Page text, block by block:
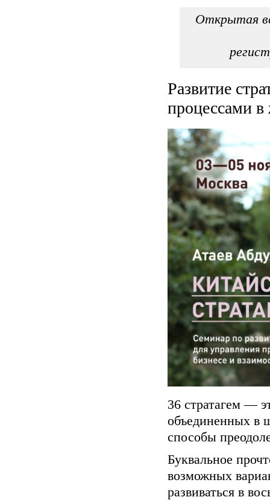
Открытая
Развитие
процессами
36 стратагем —
объединенных в
способы
Буквальное
возможных
развиваться в